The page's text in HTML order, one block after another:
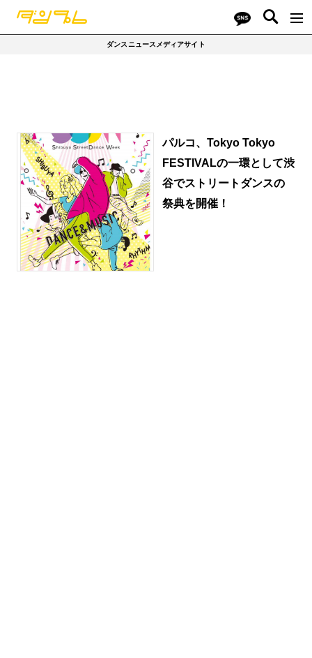
ダンスニュースメディアサイト
パルコ、Tokyo Tokyo
FESTIVALの一環として渋
谷でストリートダンスの
祭典を開催！